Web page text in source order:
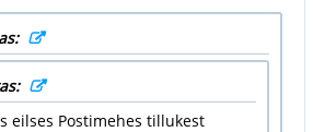
eilses Postimehes tillukest